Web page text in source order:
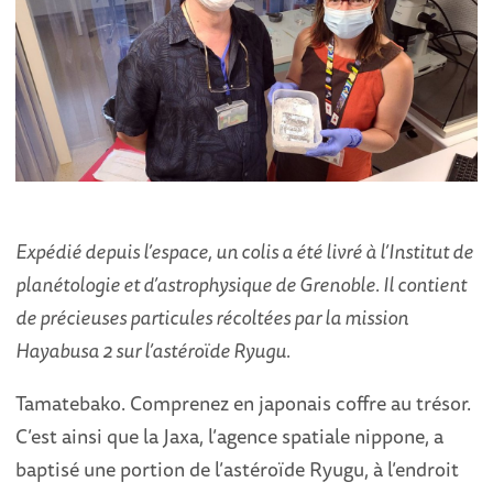
Expédié depuis l’espace, un colis a été livré à l’Institut de
planétologie et d’astrophysique de Grenoble. Il contient
de précieuses particules récoltées par la mission
Hayabusa 2 sur l’astéroïde Ryugu.
Tamatebako. Comprenez en japonais coffre au trésor.
C’est ainsi que la Jaxa, l’agence spatiale nippone, a
baptisé une portion de l’astéroïde Ryugu, à l’endroit